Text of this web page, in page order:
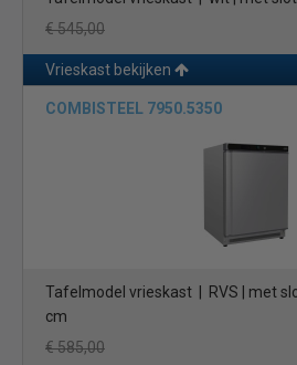
€ 545,00
Vrieskast bekijken
COMBISTEEL 7950.5350
Tafelmodel vrieskast | RVS | met
cm
€ 585,00